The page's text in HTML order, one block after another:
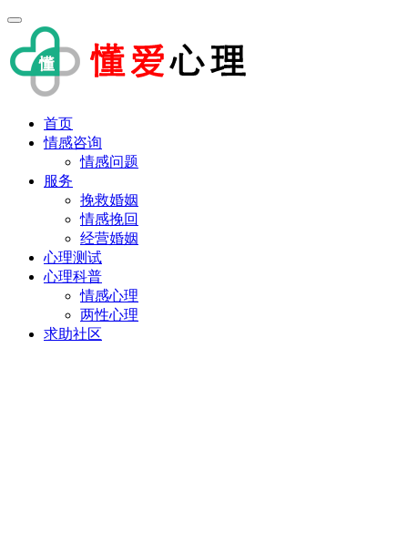
首页
情感咨询
情感问题
服务
挽救婚姻
情感挽回
经营婚姻
心理测试
心理科普
情感心理
两性心理
求助社区